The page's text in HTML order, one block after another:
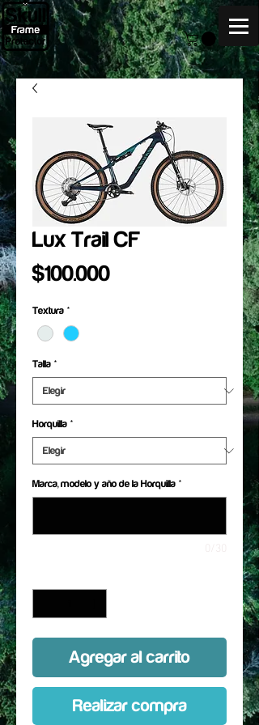
Lux Trail CF
$100.000Precio
Textura *
Talla *
Horquilla *
Marca, modelo y año de la Horquilla *
Agregar al carrito
Realizar compra